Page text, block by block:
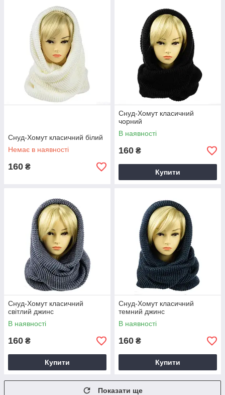
Снуд-Хомут класичний білий
Немає в наявності
160 ₴
Снуд-Хомут класичний
чорний
В наявності
160 ₴
Купити
Снуд-Хомут класичний
світлий джинс
В наявності
160 ₴
Купити
Снуд-Хомут класичний
темний джинс
В наявності
160 ₴
Купити
Показати ще